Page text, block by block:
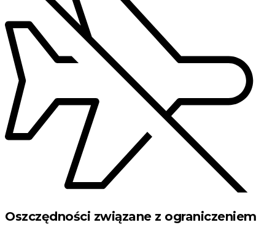
Oszczędności związane z ograniczeniem